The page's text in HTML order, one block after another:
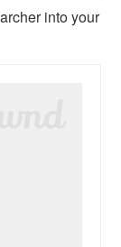
into your